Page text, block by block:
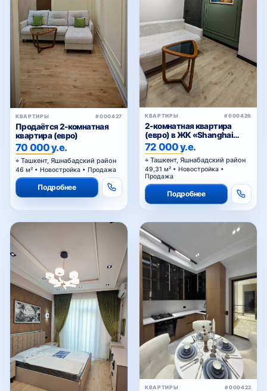
КВАРТИРЫ #000427
Продаётся 2-комнатная
квартира (евро)
70 000 у.е.
Ташкент, Яшнабадский район
46 м² • Новостройка • Продажа
Подробнее
КВАРТИРЫ #000426
2-комнатная квартира
(евро) в ЖК «Shanghai
Residence (China House)»
72 000 у.е.
Ташкент, Яшнабадский район
49,31 м² • Новостройка •
Продажа
Подробнее
КВАРТИРЫ #000422